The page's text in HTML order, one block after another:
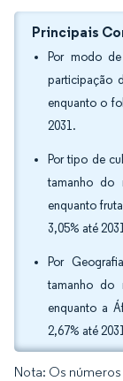
Principais
Por modo
participação
enquanto o
2031.
Por tipo de
tamanho do
enquanto
3,05% até
Por
tamanho do
enquanto a
2,67% até
Nota: Os